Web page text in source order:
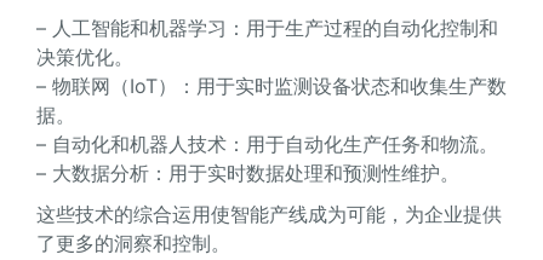
– 人工智能和机器学习：用于生产过程的自动化控制和
决策优化。
– 物联网（IoT）：用于实时监测设备状态和收集生产数
据。
– 自动化和机器人技术：用于自动化生产任务和物流。
– 大数据分析：用于实时数据处理和预测性维护。
这些技术的综合运用使智能产线成为可能，为企业提供
了更多的洞察和控制。